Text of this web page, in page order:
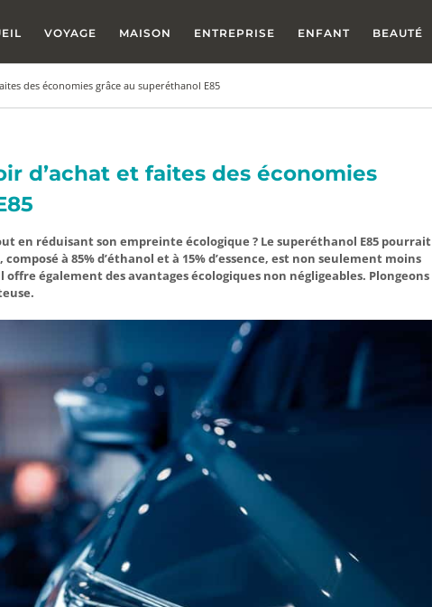
VOYAGE MAISON ENTREPRISE ENFANT BEAUTÉ
des économies grâce au superéthanol E85
d’achat et faites des économies
en réduisant son empreinte écologique ? Le superéthanol E85 pourrait
à 85% d’éthanol et à 15% d’essence, est non seulement moins
également des avantages écologiques non négligeables. Plongeons